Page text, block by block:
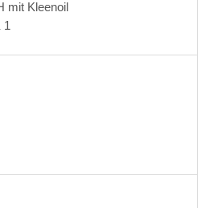
mit Kleenoil
1